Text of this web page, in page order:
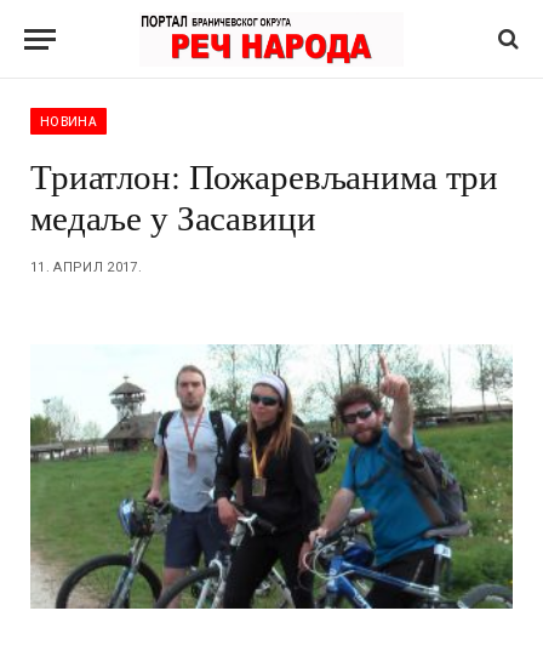
НОВИНА
Триатлон: Пожаревљанима три
медаље у Засавици
11. АПРИЛ 2017.